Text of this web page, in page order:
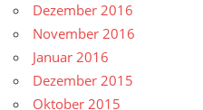
Dezember 2016
November 2016
Januar 2016
Dezember 2015
Oktober 2015